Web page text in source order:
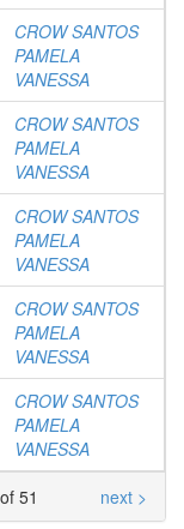
CROW SANTOS
PAMELA
VANESSA
CROW SANTOS
PAMELA
VANESSA
CROW SANTOS
PAMELA
VANESSA
CROW SANTOS
PAMELA
VANESSA
CROW SANTOS
PAMELA
VANESSA
51
next >